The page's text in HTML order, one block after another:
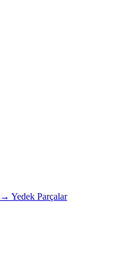
→ Yedek Parçalar